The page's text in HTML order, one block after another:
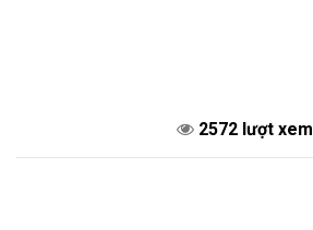
2572 lượt xem